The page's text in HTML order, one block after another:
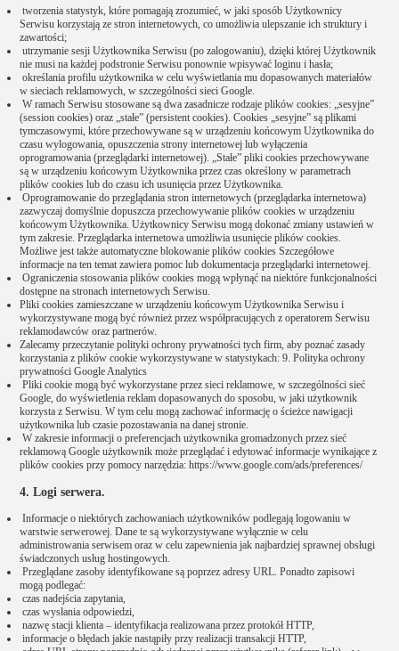
tworzenia statystyk, które pomagają zrozumieć, w jaki sposób Użytkownicy
Serwisu korzystają ze stron internetowych, co umożliwia ulepszanie ich struktury i
zawartości;
utrzymanie sesji Użytkownika Serwisu (po zalogowaniu), dzięki której Użytkownik
nie musi na każdej podstronie Serwisu ponownie wpisywać loginu i hasła;
określania profilu użytkownika w celu wyświetlania mu dopasowanych materiałów
w sieciach reklamowych, w szczególności sieci Google.
W ramach Serwisu stosowane są dwa zasadnicze rodzaje plików cookies: „sesyjne”
(session cookies) oraz „stałe” (persistent cookies). Cookies „sesyjne” są plikami
tymczasowymi, które przechowywane są w urządzeniu końcowym Użytkownika do
czasu wylogowania, opuszczenia strony internetowej lub wyłączenia
oprogramowania (przeglądarki internetowej). „Stałe” pliki cookies przechowywane
są w urządzeniu końcowym Użytkownika przez czas określony w parametrach
plików cookies lub do czasu ich usunięcia przez Użytkownika.
Oprogramowanie do przeglądania stron internetowych (przeglądarka internetowa)
zazwyczaj domyślnie dopuszcza przechowywanie plików cookies w urządzeniu
końcowym Użytkownika. Użytkownicy Serwisu mogą dokonać zmiany ustawień w
tym zakresie. Przeglądarka internetowa umożliwia usunięcie plików cookies.
Możliwe jest także automatyczne blokowanie plików cookies Szczegółowe
informacje na ten temat zawiera pomoc lub dokumentacja przeglądarki internetowej.
Ograniczenia stosowania plików cookies mogą wpłynąć na niektóre funkcjonalności
dostępne na stronach internetowych Serwisu.
Pliki cookies zamieszczane w urządzeniu końcowym Użytkownika Serwisu i
wykorzystywane mogą być również przez współpracujących z operatorem Serwisu
reklamodawców oraz partnerów.
Zalecamy przeczytanie polityki ochrony prywatności tych firm, aby poznać zasady
korzystania z plików cookie wykorzystywane w statystykach: 9. Polityka ochrony
prywatności Google Analytics
Pliki cookie mogą być wykorzystane przez sieci reklamowe, w szczególności sieć
Google, do wyświetlenia reklam dopasowanych do sposobu, w jaki użytkownik
korzysta z Serwisu. W tym celu mogą zachować informację o ścieżce nawigacji
użytkownika lub czasie pozostawania na danej stronie.
W zakresie informacji o preferencjach użytkownika gromadzonych przez sieć
reklamową Google użytkownik może przeglądać i edytować informacje wynikające z
plików cookies przy pomocy narzędzia: https://www.google.com/ads/preferences/
4. Logi serwera.
Informacje o niektórych zachowaniach użytkowników podlegają logowaniu w
warstwie serwerowej. Dane te są wykorzystywane wyłącznie w celu
administrowania serwisem oraz w celu zapewnienia jak najbardziej sprawnej obsługi
świadczonych usług hostingowych.
Przeglądane zasoby identyfikowane są poprzez adresy URL. Ponadto zapisowi
mogą podlegać:
czas nadejścia zapytania,
czas wysłania odpowiedzi,
nazwę stacji klienta – identyfikacja realizowana przez protokół HTTP,
informacje o błędach jakie nastąpiły przy realizacji transakcji HTTP,